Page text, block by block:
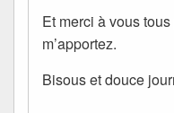
Et merci à vous
m’apportez.
Bisous et douce